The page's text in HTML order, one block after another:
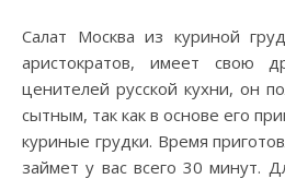
Салат Москва из куриной грудки — для настоящих
аристократов, имеет свою
ценителей русской кухни, он
сытным, так как в основе его
куриные грудки. Время
займет у вас всего 30 минут.